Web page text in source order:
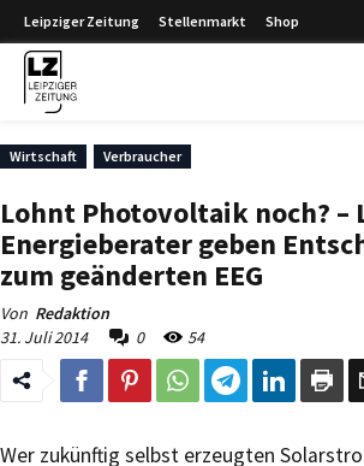
Leipziger Zeitung Stellenmarkt Shop
Wirtschaft Verbraucher
Lohnt Photovoltaik noch? –
Energieberater geben
zum geänderten EEG
Von Redaktion
31. Juli 2014
0 54
Wer zukünftig selbst erzeugten